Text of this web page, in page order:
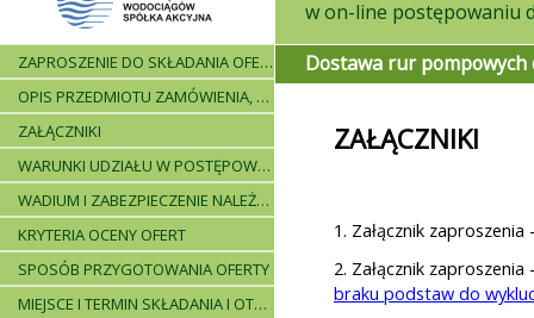
ZAPROSZENIE DO SKŁADANIA OFERT - INFORMACJE OGÓLNE
OPIS PRZEDMIOTU ZAMÓWIENIA, WARUNKI DOSTAWY, WARUNKI PŁATNICZE
ZAŁĄCZNIKI
WARUNKI UDZIAŁU W POSTĘPOWANIU I WYKAZ WYMAGANYCH DOKUMENTÓW
WADIUM I ZABEZPIECZENIE NALEŻYTEGO WYKONANIA UMOWY
KRYTERIA OCENY OFERT
SPOSÓB PRZYGOTOWANIA OFERTY
MIEJSCE I TERMIN SKŁADANIA I OTWARCIA OFERT - PRZEBIEG POSTĘPOWANIA
Dostawa rur pompowych
ZAŁĄCZNIKI
1. Załącznik
2. Załącznik
braku podstaw do